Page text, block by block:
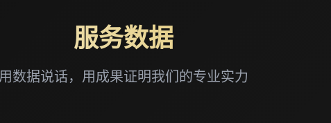
服务数据
用数据说话，用成果证明我们的专业实力